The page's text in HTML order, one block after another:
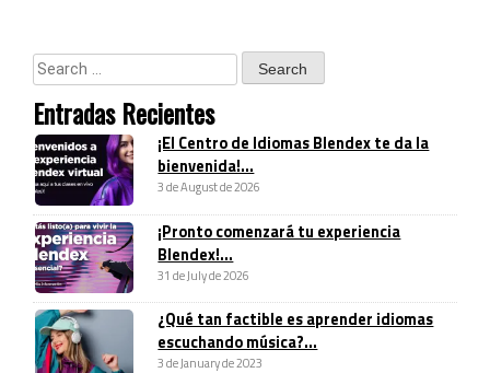
Entradas Recientes
¡El Centro de Idiomas Blendex te da la
bienvenida!...
3 de August de 2026
¡Pronto comenzará tu experiencia
Blendex!...
31 de July de 2026
¿Qué tan factible es aprender idiomas
escuchando música?...
3 de January de 2023